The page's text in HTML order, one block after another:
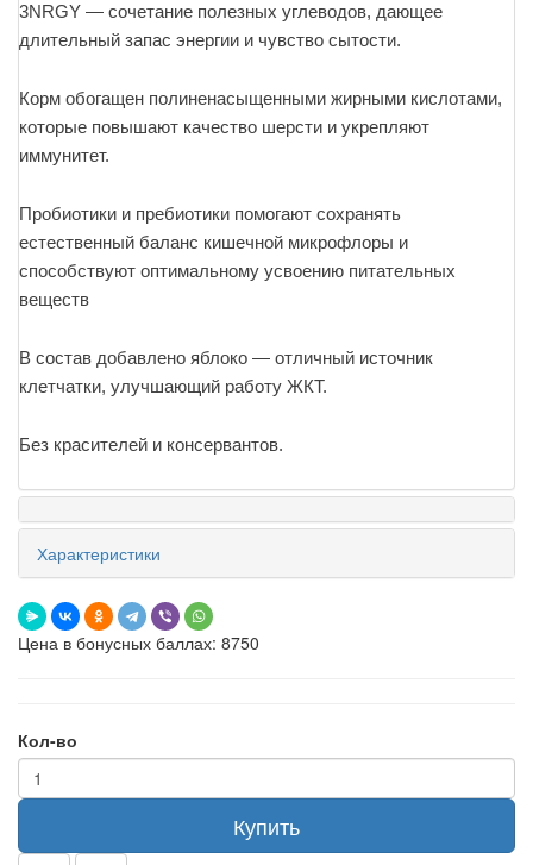
3NRGY — сочетание полезных углеводов, дающее
длительный запас энергии и чувство сытости.
Корм обогащен полиненасыщенными жирными кислотами,
которые повышают качество шерсти и укрепляют
иммунитет.
Пробиотики и пребиотики помогают сохранять
естественный баланс кишечной микрофлоры и
способствуют оптимальному усвоению питательных
веществ
В состав добавлено яблоко — отличный источник
клетчатки, улучшающий работу ЖКТ.
Без красителей и консервантов.
Характеристики
Цена в бонусных баллах: 8750
Кол-во
Купить